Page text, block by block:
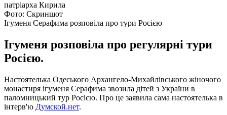
Фото: Скриншот
Ігуменя Серафима розповіла про тури Росією
Ігуменя розповіла про регулярні тури
Росією.
Настоятелька Одеського Архангело-Михайлівського жіночого
монастиря ігуменя Серафима звозила дітей з України в
паломницький тур Росією. Про це заявила сама настоятелька в
інтерв'ю Думской.нет.